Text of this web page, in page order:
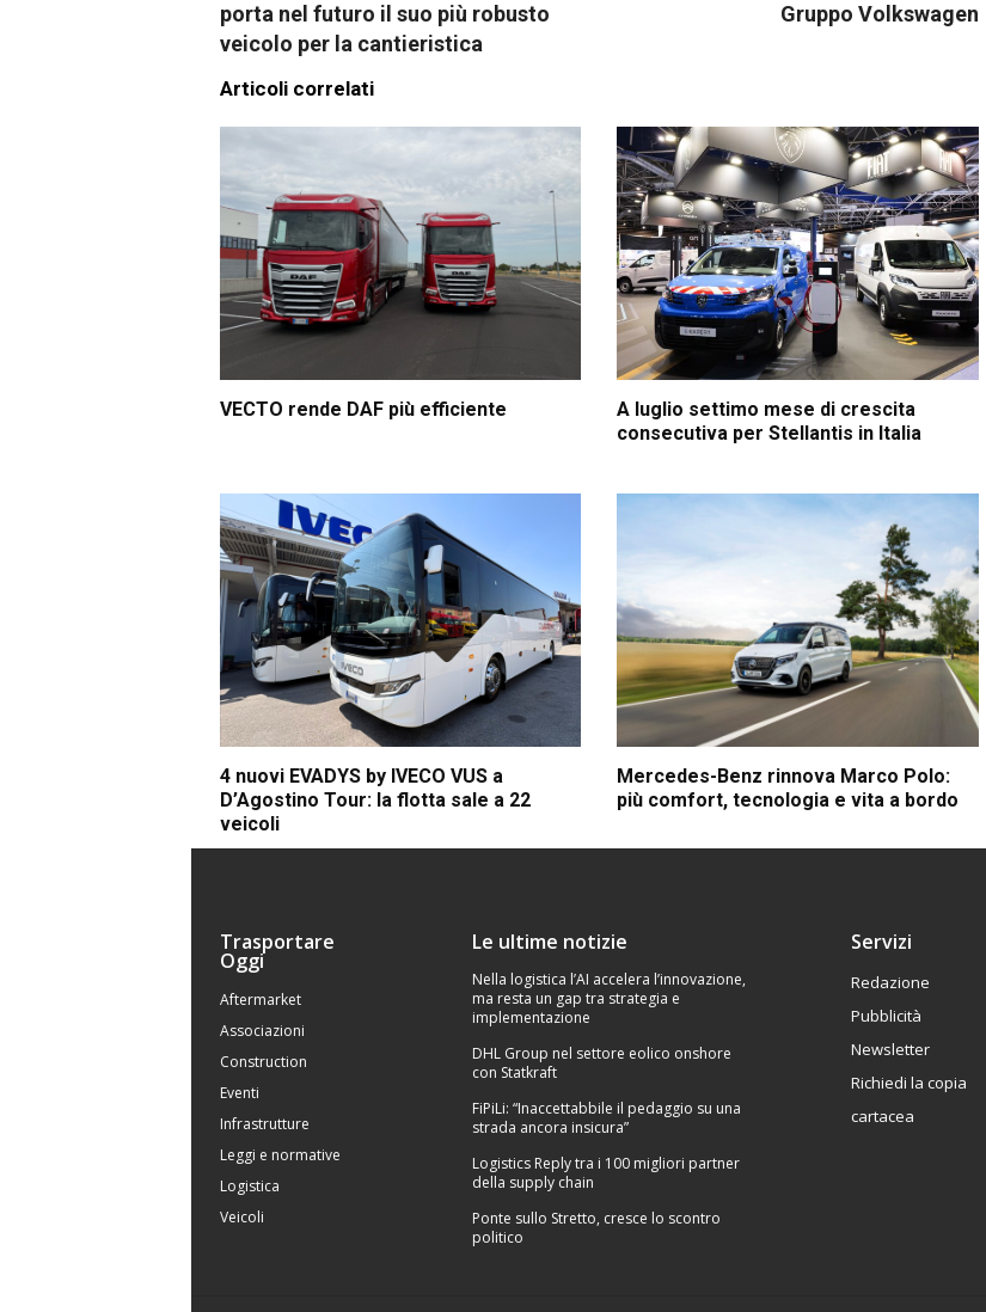
porta nel futuro il suo più robusto
veicolo per la cantieristica
Gruppo Volkswagen
Articoli correlati
VECTO rende DAF più efficiente
A luglio settimo mese di crescita
consecutiva per Stellantis in Italia
4 nuovi EVADYS by IVECO VUS a
D’Agostino Tour: la flotta sale a 22
veicoli
Mercedes-Benz rinnova Marco Polo:
più comfort, tecnologia e vita a bordo
Trasportare
Oggi
Aftermarket
Associazioni
Construction
Eventi
Infrastrutture
Leggi e normative
Logistica
Veicoli
Le ultime notizie
Nella logistica l’AI accelera l’innovazione,
ma resta un gap tra strategia e
implementazione
DHL Group nel settore eolico onshore
con Statkraft
FiPiLi: “Inaccettabbile il pedaggio su una
strada ancora insicura”
Logistics Reply tra i 100 migliori partner
della supply chain
Ponte sullo Stretto, cresce lo scontro
politico
Servizi
Redazione
Pubblicità
Newsletter
Richiedi la copia
cartacea